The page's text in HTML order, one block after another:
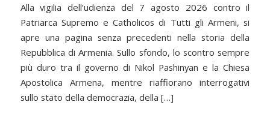
Alla vigilia dell’udienza del 7 agosto 2026 contro il
Patriarca Supremo e Catholicos di Tutti gli Armeni, si
apre una pagina senza precedenti nella storia della
Repubblica di Armenia. Sullo sfondo, lo scontro sempre
più duro tra il governo di Nikol Pashinyan e la Chiesa
Apostolica Armena, mentre riaffiorano interrogativi
sullo stato della democrazia, della […]